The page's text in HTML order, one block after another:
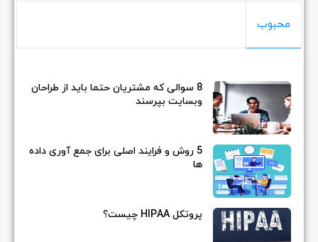
محبوب
8 سوالی که مشتریان حتما باید از طراحان
وبسایت بپرسند
5 روش و فرایند اصلی برای جمع آوری داده
ها
پروتکل HIPAA چیست؟